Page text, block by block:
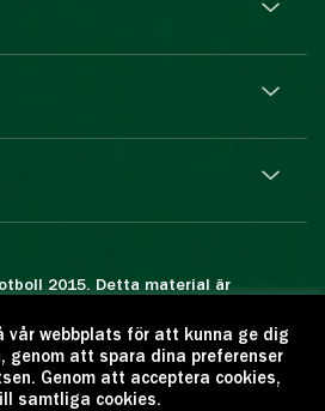
2015. Detta material är
kopiering är förbjuden.
gärna men ange källan:
Ansvarig utgivare:
vår webbplats för att kunna ge dig
genom att spara dina preferenser
Genom att acceptera cookies,
samtliga cookies.